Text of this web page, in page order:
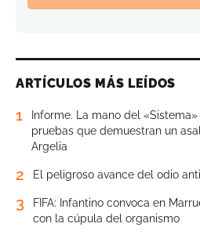
ARTÍCULOS MÁS LEÍDOS
1
Informe. La mano del
pruebas que demuestran un
Argelia
2 El peligroso avance del odio
3
FIFA: Infantino convoca en
con la cúpula del organismo